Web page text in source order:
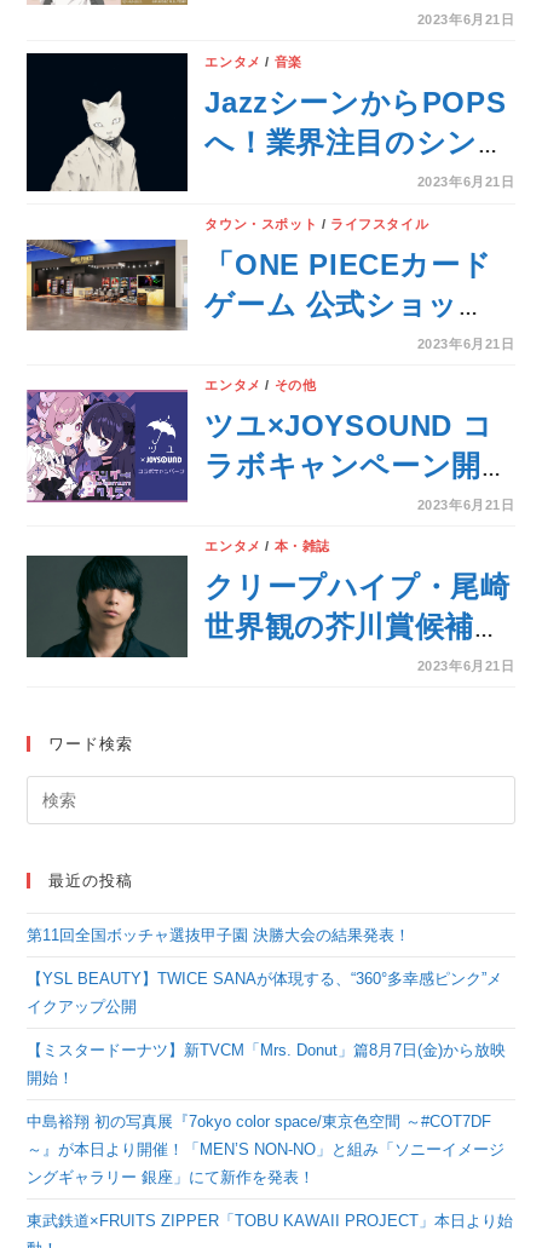
ウマスカラ新ビジュア
ル解禁！
描き下ろしイラスト
メイド＆執事ver. トレ
ーディングアクリルカ
ードなどの受注を開
2023年6月21日
エンタメ / 音楽
JazzシーンからPOPS
へ！業界注目のシンガ
ーソングライター松木
美定、今年2作目とな
る新曲「Persona」が
完成！本日6/21配信リ
2023年6月21日
タウン・スポット / ライフスタイル
「ONE PIECEカード
ゲーム 公式ショッ
プ」アメリカに初出
店 6月23日(金)テキ
サス州にオープン
2023年6月21日
エンタメ / その他
ツユ×JOYSOUND コ
ラボキャンペーン開
催！カラオケ店舗やス
マホで課題曲を歌っ
て、オリジナルグッズ
をゲットしよう！
2023年6月21日
エンタメ / 本・雑誌
クリープハイプ・尾崎
世界観の芥川賞候補作
『母影』、待望の文庫
覚悟だけに触れて私は
死んでいきたい」
2023年6月21日
ワード検索
最近の投稿
第11回全国ボッチャ選抜甲子園 決勝大会の結果発表！
【YSL BEAUTY】TWICE SANAが体現する、“360°多幸感ピンク”メ
イクアップ公開
【ミスタードーナツ】新TVCM「Mrs. Donut」篇8月7日(金)から放映
開始！
中島裕翔 初の写真展『7okyo color space/東京色空間 ～#COT7DF
～』が本日より開催！「MEN’S NON-NO」と組み「ソニーイメージ
ングギャラリー 銀座」にて新作を発表！
東武鉄道×FRUITS ZIPPER「TOBU KAWAII PROJECT」本日より始